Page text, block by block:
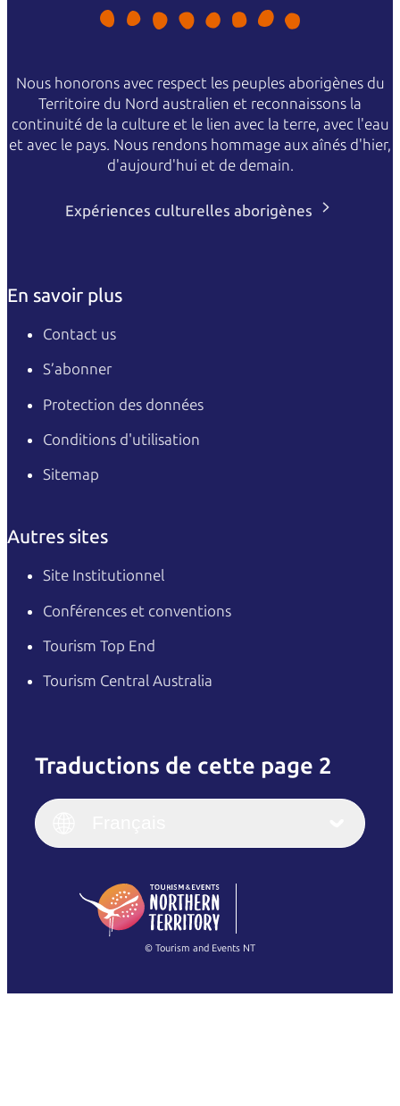
Nous honorons avec respect les peuples aborigènes du
Territoire du Nord australien et reconnaissons la
continuité de la culture et le lien avec la terre, avec l'eau
et avec le pays. Nous rendons hommage aux aînés d'hier,
d'aujourd'hui et de demain.
Expériences culturelles aborigènes
En savoir plus
Contact us
S’abonner
Protection des données
Conditions d'utilisation
Sitemap
Autres sites
Site Institutionnel
Conférences et conventions
Tourism Top End
Tourism Central Australia
Traductions de cette page 2
English
(Singapore)
Italiano
繁體中文
© Tourism and Events NT